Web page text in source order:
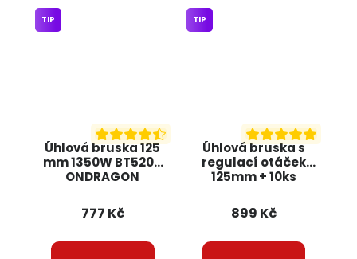
Úhlová bruska 125
mm 1350W BT5205
ONDRAGON
TIP
777 Kč
Úhlová bruska s
regulací otáček
125mm + 10ks
RTSZK0013 RED
TECHNIC
TIP
899 Kč